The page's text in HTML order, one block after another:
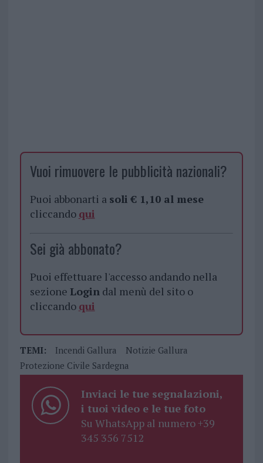
Vuoi rimuovere le pubblicità nazionali?
Puoi abbonarti a soli € 1,10 al mese
cliccando qui
Sei già abbonato?
Puoi effettuare l'accesso andando nella
sezione Logindal menù del sito o
cliccando qui
TEMI: Incendi Gallura
Notizie Gallura
Protezione Civile Sardegna
Inviaci le tue segnalazioni,
i tuoi video e le tue foto
Su WhatsApp al numero +39
345 356 7512